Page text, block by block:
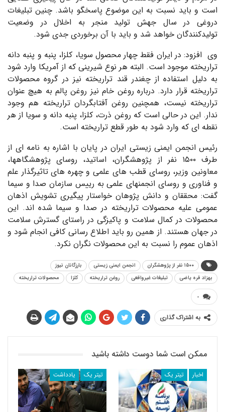
است و باید نسبت به این موضوع پاسخگو باشد. چنین تبلیغات
دروغی در سال جهش تولید منجر به اخلال در وضعیت
تولیدکنندگان خواهد شد و باید با آن برخوردی جدی شود.
وی افزود: در ایران فقط چهار محصول سویا، کلزا، پنبه و پنبه دانه
تراریخته موجود است. البته هر نوع شیرینی که از آمریکا وارد شود
به دلیل استفاده از چغندر قند تراریخته نیز در گروه محصولات
تراریخته قرار دارد. درباره روغن خام نیز روغن پالم به هیچ عنوان
تراریخته نیست، همچنین روغن آفتابگردان تراریخته هم وجود
ندار. این در حالی است که روغن ذرت، کلزا، پنبه دانه و سویا از هر
نقطه ای که وارد شود به طور قطع تراریخته است.
رئیس انجمن ایمنی زیستی ایران در پایان با اشاره به نامه ای از
طرف ۱۵۰۰ نفر از پژوهشگران، اساتید، روسای پژوهشگاهها،
معاونین وزیر، روسای قطب های علمی و چهره های تاثیرگذار علم
و فناوری و روسای انجمنهای علمی به رییس سازمان صدا و سیما
گفت: محققان و دانش پژوهان خواستار پیگیری تشویش اذهان
عمومی علیه محصولات تراریخته در صدا و سیما شده اند. این
محصولات در کمال سلامت و پاکیزگی در راستای گسترش سلامت
در جهان هستند. از همین رو باید اطلاع رسانی کافی انجام شود و
اذهان عموم را نسبت به این محصولات نگران نکرد.
۱۵۰۰ نفر از پژوهشگران انجمن ایمنی زیستی
بارزگانان نیوز
بهزاد قره یاضی
تبلیغات غیرواقعی روغن تراریخته کلزا محصولات تراریخته
۰
به اشتراک گذاری
ممکن است شما دوست داشته باشید
اخبار تیتر یک تیتر یک یادداشت